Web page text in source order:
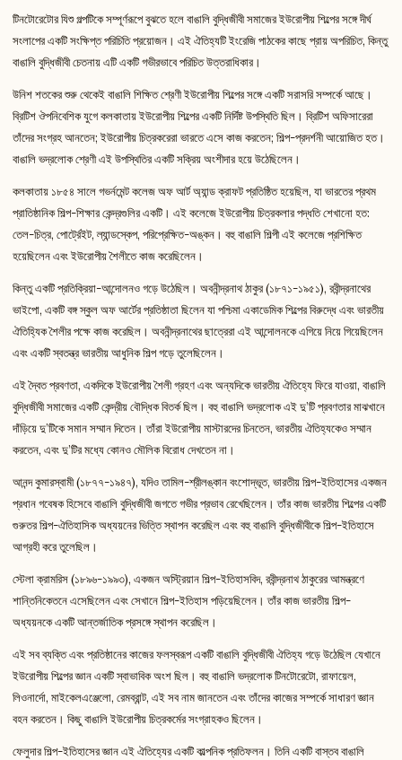
টিনটোরেটোর যিশু গল্পটিকে সম্পূর্ণরূপে বুঝতে হলে বাঙালি বুদ্ধিজীবী সমাজের ইউরোপীয় শিল্পের সঙ্গে দীর্ঘ
সংলাপের একটি সংক্ষিপ্ত পরিচিতি প্রয়োজন। এই ঐতিহ্যটি ইংরেজি পাঠকের কাছে প্রায় অপরিচিত, কিন্তু
বাঙালি বুদ্ধিজীবী চেতনায় এটি একটি গভীরভাবে পরিচিত উত্তরাধিকার।
উনিশ শতকের শুরু থেকেই বাঙালি শিক্ষিত শ্রেণী ইউরোপীয় শিল্পের সঙ্গে একটি সরাসরি সম্পর্কে আছে।
ব্রিটিশ ঔপনিবেশিক যুগে কলকাতায় ইউরোপীয় শিল্পের একটি নির্দিষ্ট উপস্থিতি ছিল। ব্রিটিশ অফিসারেরা
তাঁদের সংগ্রহ আনতেন; ইউরোপীয় চিত্রকরেরা ভারতে এসে কাজ করতেন; শিল্প-প্রদর্শনী আয়োজিত হত।
বাঙালি ভদ্রলোক শ্রেণী এই উপস্থিতির একটি সক্রিয় অংশীদার হয়ে উঠেছিলেন।
কলকাতায় ১৮৫৪ সালে গভর্নমেন্ট কলেজ অফ আর্ট অ্যান্ড ক্রাফট প্রতিষ্ঠিত হয়েছিল, যা ভারতের প্রথম
প্রাতিষ্ঠানিক শিল্প-শিক্ষার কেন্দ্রগুলির একটি। এই কলেজে ইউরোপীয় চিত্রকলার পদ্ধতি শেখানো হত:
তেল-চিত্র, পোর্ট্রেইট, ল্যান্ডস্কেপ, পরিপ্রেক্ষিত-অঙ্কন। বহু বাঙালি শিল্পী এই কলেজে প্রশিক্ষিত
হয়েছিলেন এবং ইউরোপীয় শৈলীতে কাজ করেছিলেন।
কিন্তু একটি প্রতিক্রিয়া-আন্দোলনও গড়ে উঠেছিল। অবনীন্দ্রনাথ ঠাকুর (১৮৭১-১৯৫১), রবীন্দ্রনাথের
ভাইপো, একটি বঙ্গ স্কুল অফ আর্টের প্রতিষ্ঠাতা ছিলেন যা পশ্চিমা একাডেমিক শিল্পের বিরুদ্ধে এবং ভারতীয়
ঐতিহ্যিক শৈলীর পক্ষে কাজ করেছিল। অবনীন্দ্রনাথের ছাত্রেরা এই আন্দোলনকে এগিয়ে নিয়ে গিয়েছিলেন
এবং একটি স্বতন্ত্র ভারতীয় আধুনিক শিল্প গড়ে তুলেছিলেন।
এই দ্বৈত প্রবণতা, একদিকে ইউরোপীয় শৈলী গ্রহণ এবং অন্যদিকে ভারতীয় ঐতিহ্যে ফিরে যাওয়া, বাঙালি
বুদ্ধিজীবী সমাজের একটি কেন্দ্রীয় বৌদ্ধিক বিতর্ক ছিল। বহু বাঙালি ভদ্রলোক এই দু’টি প্রবণতার মাঝখানে
দাঁড়িয়ে দু’টিকে সমান সম্মান দিতেন। তাঁরা ইউরোপীয় মাস্টারদের চিনতেন, ভারতীয় ঐতিহ্যকেও সম্মান
করতেন, এবং দু’টির মধ্যে কোনও মৌলিক বিরোধ দেখতেন না।
আনন্দ কুমারস্বামী (১৮৭৭-১৯৪৭), যদিও তামিল-শ্রীলঙ্কান বংশোদ্ভূত, ভারতীয় শিল্প-ইতিহাসের একজন
প্রধান গবেষক হিসেবে বাঙালি বুদ্ধিজীবী জগতে গভীর প্রভাব রেখেছিলেন। তাঁর কাজ ভারতীয় শিল্পের একটি
গুরুতর শিল্প-ঐতিহাসিক অধ্যয়নের ভিত্তি স্থাপন করেছিল এবং বহু বাঙালি বুদ্ধিজীবীকে শিল্প-ইতিহাসে
আগ্রহী করে তুলেছিল।
স্টেলা ক্রামরিস (১৮৯৬-১৯৯৩), একজন অস্ট্রিয়ান শিল্প-ইতিহাসবিদ, রবীন্দ্রনাথ ঠাকুরের আমন্ত্রণে
শান্তিনিকেতনে এসেছিলেন এবং সেখানে শিল্প-ইতিহাস পড়িয়েছিলেন। তাঁর কাজ ভারতীয় শিল্প-
অধ্যয়নকে একটি আন্তর্জাতিক প্রসঙ্গে স্থাপন করেছিল।
এই সব ব্যক্তি এবং প্রতিষ্ঠানের কাজের ফলস্বরূপ একটি বাঙালি বুদ্ধিজীবী ঐতিহ্য গড়ে উঠেছিল যেখানে
ইউরোপীয় শিল্পের জ্ঞান একটি স্বাভাবিক অংশ ছিল। বহু বাঙালি ভদ্রলোক টিনটোরেটো, রাফায়েল,
লিওনার্দো, মাইকেলএঞ্জেলো, রেমব্রান্ট, এই সব নাম জানতেন এবং তাঁদের কাজের সম্পর্কে সাধারণ জ্ঞান
বহন করতেন। কিছু বাঙালি ইউরোপীয় চিত্রকর্মের সংগ্রাহকও ছিলেন।
ফেলুদার শিল্প-ইতিহাসের জ্ঞান এই ঐতিহ্যের একটি কাল্পনিক প্রতিফলন। তিনি একটি বাস্তব বাঙালি